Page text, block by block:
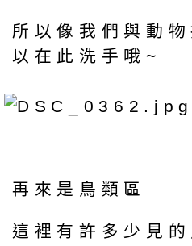
所以像我們與動
以在此洗手哦~
再來是鳥類區
這裡有許多少見的